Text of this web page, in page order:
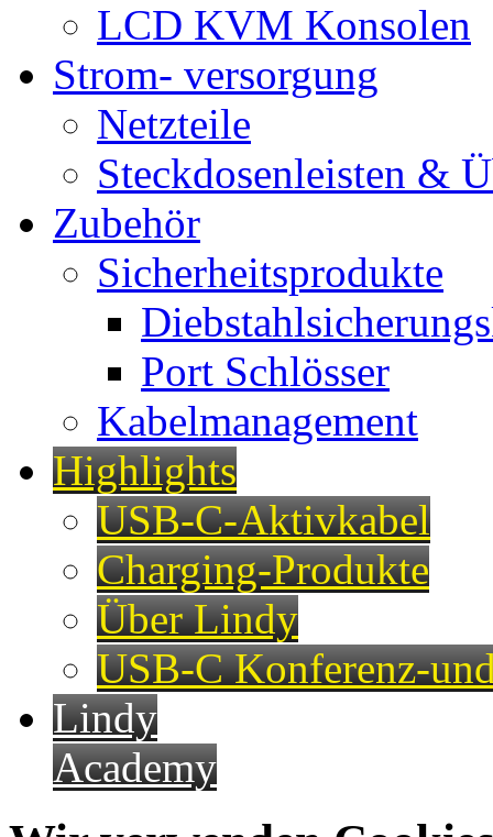
LCD KVM Konsolen
Strom- versorgung
Netzteile
Steckdosenleisten &
Zubehör
Sicherheitsprodukte
Port Schlösser
Kabelmanagement
Highlights
USB-C-Aktivkabel
Charging-Produkte
Über Lindy
USB-C Konferenz-
Lindy
Academy